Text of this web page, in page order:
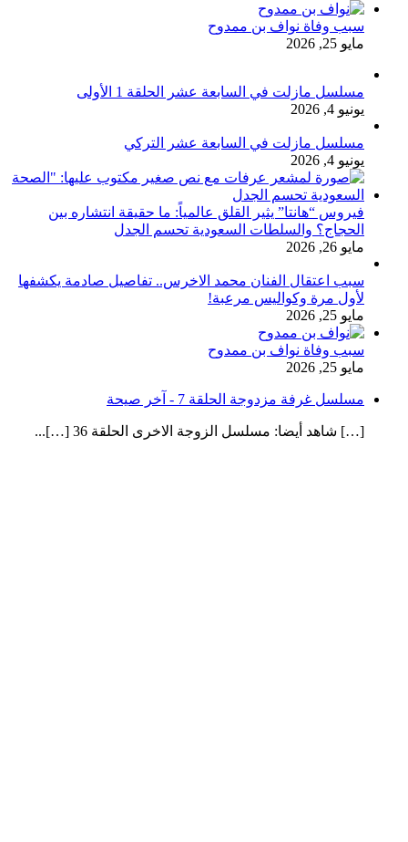
سبب وفاة نواف بن ممدوح
مايو 25, 2026
مسلسل مازلت في السابعة عشر الحلقة 1 الأولى
يونيو 4, 2026
مسلسل مازلت في السابعة عشر التركي
يونيو 4, 2026
فيروس “هانتا” يثير القلق عالمياً: ما حقيقة انتشاره بين
الحجاج؟ والسلطات السعودية تحسم الجدل
مايو 26, 2026
سبب اعتقال الفنان محمد الاخرس.. تفاصيل صادمة يكشفها
لأول مرة وكواليس مرعبة!
مايو 25, 2026
سبب وفاة نواف بن ممدوح
مايو 25, 2026
مسلسل غرفة مزدوجة الحلقة 7 - آخر صيحة
[…] شاهد أيضا: مسلسل الزوجة الاخرى الحلقة 36 […]...